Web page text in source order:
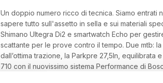
Un doppio numero ricco di tecnica. Siamo
sapere tutto sull'assetto in sella e sui materiali
Shimano Ultegra Di2 e smartwatch Echo per
scattante per le prove contro il tempo. Due mtb:
dall’ottima trazione, la Parkpre 27,5In,
710 con il nuovissimo sistema Performance di